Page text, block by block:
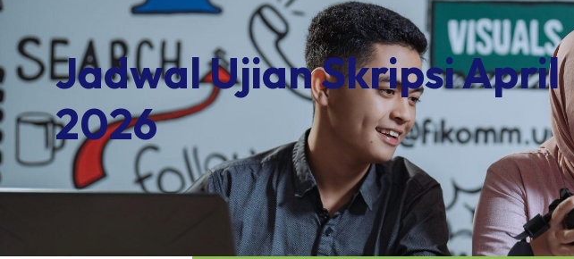
Jadwal Ujian Skripsi April
2026